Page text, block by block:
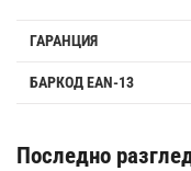
ГАРАНЦИЯ
БАРКОД EAN-13
Последно